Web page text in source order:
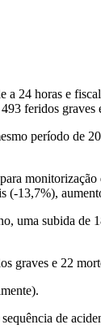
horas e
feridos graves
período de
13,7%),
uma subida
graves e 22
de